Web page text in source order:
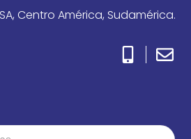
Centro América, Sudamérica.